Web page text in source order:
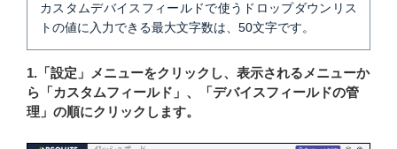
カスタムデバイスフィールドで使うドロップダウンリス
トの値に入力できる最大文字数は、50文字です。
1.「設定」メニューをクリックし、表示されるメニューか
ら「カスタムフィールド」、「デバイスフィールドの管
理」の順にクリックします。